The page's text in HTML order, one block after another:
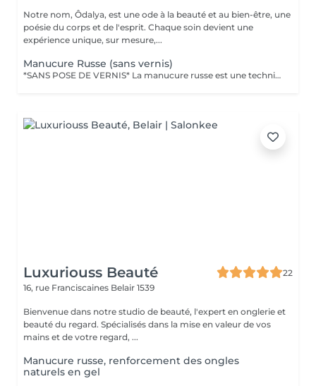
Notre nom, Ôdalya, est une ode à la beauté et au bien-être, une
poésie du corps et de l'esprit. Chaque soin devient une
expérience unique, sur mesure,...
Manucure Russe (sans vernis)
*SANS POSE DE VERNIS* La manucure russe est une technique de précision réalisée avec expertise pour sublimer le contour des ongles. Ce soin approfondi des cuticules est réalisé à l'aide d'embouts spécifiques pour une finition ultra nette. Tout notre matériel est à usage unique et/ou stérilisé pour garantir une hygiène irréprochable durant votre prestation.
Luxuriouss Beauté
22
16, rue Franciscaines Belair 1539
Bienvenue dans notre studio de beauté, l'expert en onglerie et
beauté du regard. Spécialisés dans la mise en valeur de vos
mains et de votre regard, ...
Manucure russe, renforcement des ongles
naturels en gel